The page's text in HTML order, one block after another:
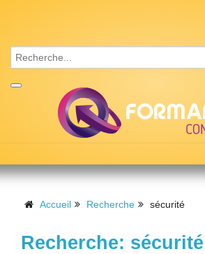
Accueil Recherche sécurité
Recherche: sécurité